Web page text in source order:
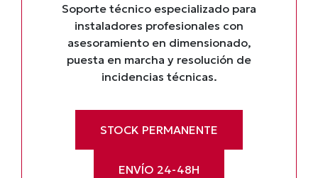
Soporte técnico especializado para
instaladores profesionales con
asesoramiento en dimensionado,
puesta en marcha y resolución de
incidencias técnicas.
STOCK PERMANENTE
ENVÍO 24-48H